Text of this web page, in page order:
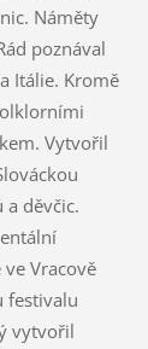
Náměty
poznával
Itálie. Kromě
Vytvořil
děvčic.
Vracově
festivalu
vytvořil